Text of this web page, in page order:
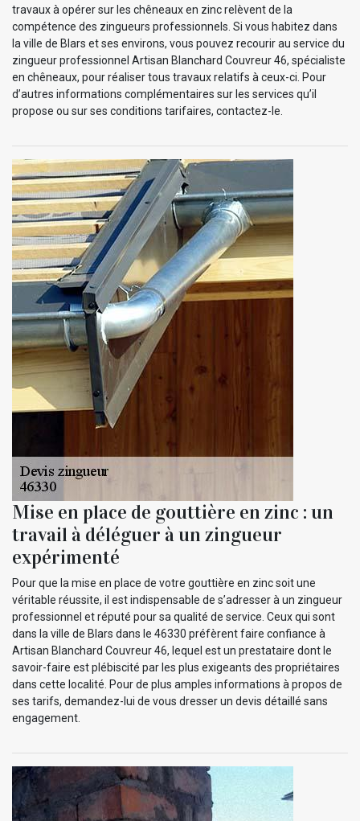
travaux à opérer sur les chêneaux en zinc relèvent de la
compétence des zingueurs professionnels. Si vous habitez dans
la ville de Blars et ses environs, vous pouvez recourir au service du
zingueur professionnel Artisan Blanchard Couvreur 46, spécialiste
en chêneaux, pour réaliser tous travaux relatifs à ceux-ci. Pour
d’autres informations complémentaires sur les services qu’il
propose ou sur ses conditions tarifaires, contactez-le.
Mise en place de gouttière en zinc : un
travail à déléguer à un zingueur
expérimenté
Pour que la mise en place de votre gouttière en zinc soit une
véritable réussite, il est indispensable de s’adresser à un zingueur
professionnel et réputé pour sa qualité de service. Ceux qui sont
dans la ville de Blars dans le 46330 préfèrent faire confiance à
Artisan Blanchard Couvreur 46, lequel est un prestataire dont le
savoir-faire est plébiscité par les plus exigeants des propriétaires
dans cette localité. Pour de plus amples informations à propos de
ses tarifs, demandez-lui de vous dresser un devis détaillé sans
engagement.